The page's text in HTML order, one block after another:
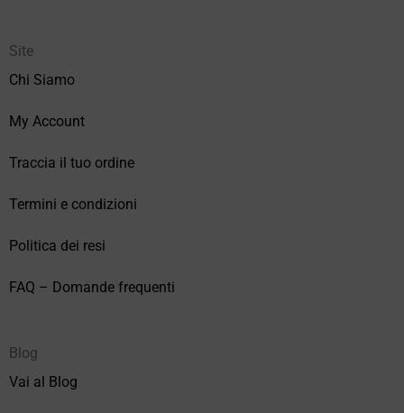
Site
Chi Siamo
My Account
Traccia il tuo ordine
Termini e condizioni
Politica dei resi
FAQ – Domande frequenti
Blog
Vai al Blog